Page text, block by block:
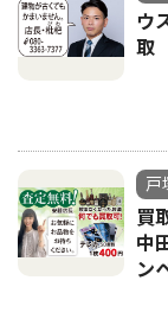
ウ
取
戸
買
中
ン